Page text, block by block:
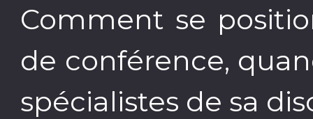
Comment se
de conférence,
spécialistes de sa